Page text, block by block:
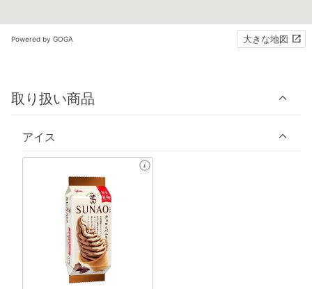
Powered by GOGA 大きな地図
取り扱い商品
アイス